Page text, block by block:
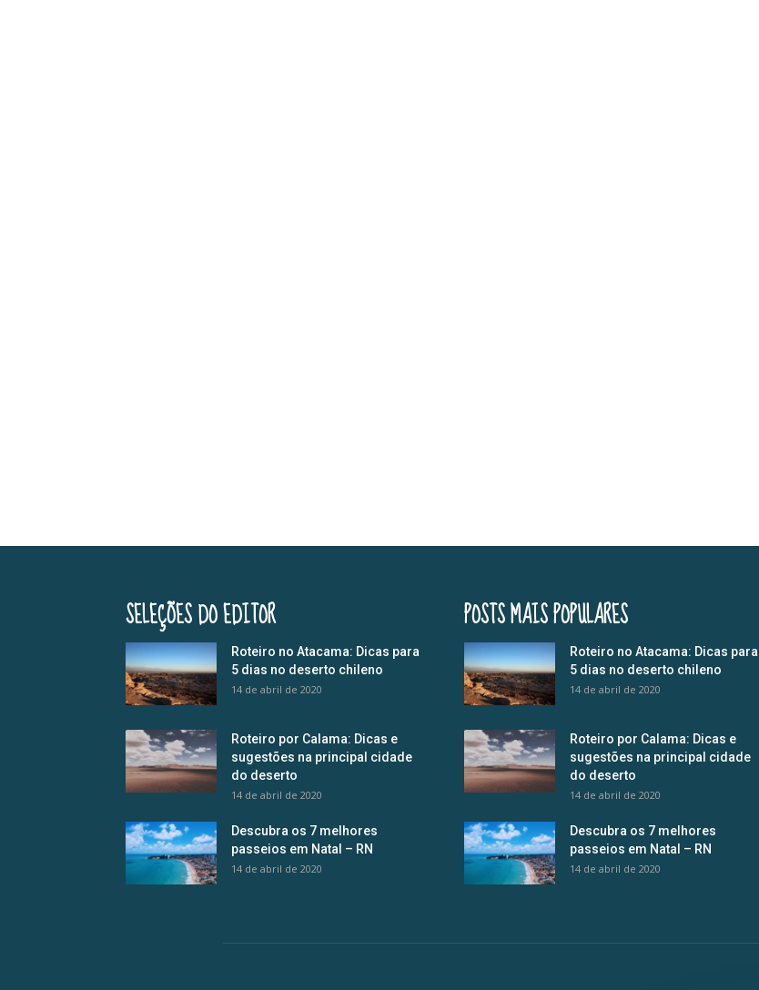
SELEÇÕES DO EDITOR
Roteiro no Atacama: Dicas para
5 dias no deserto chileno
14 de abril de 2020
Roteiro por Calama: Dicas e
sugestões na principal cidade
do deserto
14 de abril de 2020
Descubra os 7 melhores
passeios em Natal – RN
14 de abril de 2020
POSTS MAIS POPULARES
Roteiro no Atacama: Dicas para
5 dias no deserto chileno
14 de abril de 2020
Roteiro por Calama: Dicas e
sugestões na principal cidade
do deserto
14 de abril de 2020
Descubra os 7 melhores
passeios em Natal – RN
14 de abril de 2020